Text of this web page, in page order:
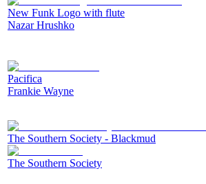
New Funk Logo with flute
Nazar Hrushko
Pacifica
Frankie Wayne
The Southern Society - Blackmud
The Southern Society